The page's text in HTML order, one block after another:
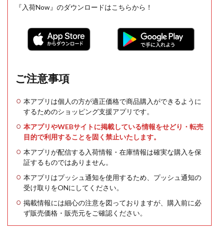
『入荷Now』のダウンロードはこちらから！
ご注意事項
本アプリは個人の方が適正価格で商品購入ができるように
するためのショッピング支援アプリです。
本アプリやWEBサイトに掲載している情報をせどり・転売
目的で利用することを固く禁止いたします。
本アプリが配信する入荷情報・在庫情報は確実な購入を保
証するものではありません。
本アプリはプッシュ通知を使用するため、プッシュ通知の
受け取りをONにしてください。
掲載情報には細心の注意を図っておりますが、購入前に必
ず販売価格・販売元をご確認ください。